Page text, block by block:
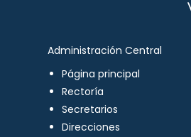
Administración Central
Página principal
Rectoría
Secretarios
Direcciones